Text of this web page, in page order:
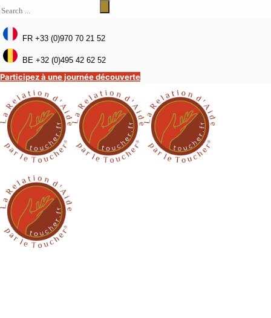
FR +33 (0)970 70 21 52
BE +32 (0)495 42 62 52
Participez à une journée découverte